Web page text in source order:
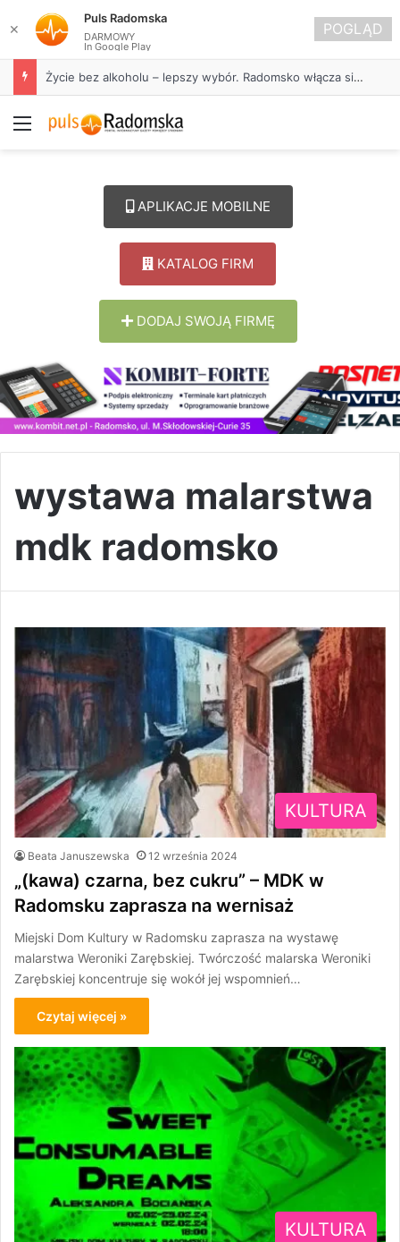
Życie bez alkoholu – lepszy wybór. Radomsko włącza się w Miesiąc Trzeźwości
Menu
APLIKACJE MOBILNE
KATALOG FIRM
DODAJ SWOJĄ FIRMĘ
wystawa malarstwa
mdk radomsko
KULTURA
Beata Januszewska 12 września 2024
„(kawa) czarna, bez cukru” – MDK w
Radomsku zaprasza na wernisaż
Miejski Dom Kultury w Radomsku zaprasza na wystawę
malarstwa Weroniki Zarębskiej. Twórczość malarska Weroniki
Zarębskiej koncentruje się wokół jej wspomnień…
Czytaj więcej »
KULTURA
✕
Puls Radomska
DARMOWY
In Google Play
POGLĄD